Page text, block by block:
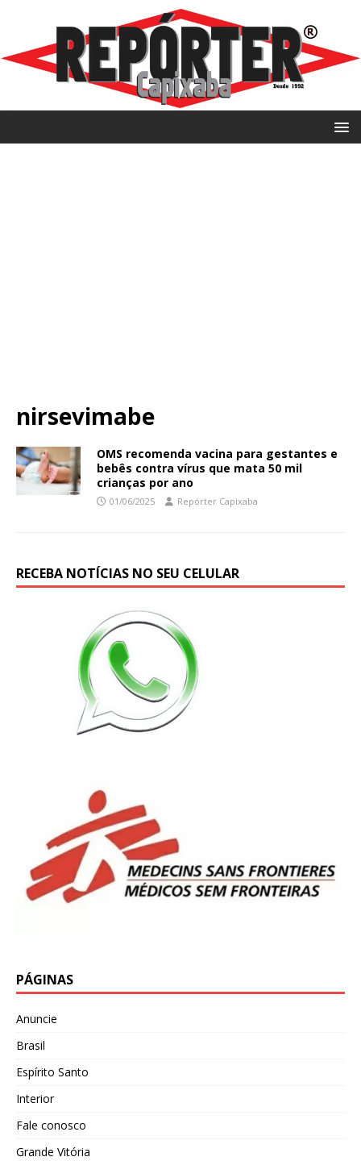
nirsevimabe
OMS recomenda vacina para gestantes e
bebês contra vírus que mata 50 mil
crianças por ano
01/06/2025 Repórter Capixaba
RECEBA NOTÍCIAS NO SEU CELULAR
PÁGINAS
Anuncie
Brasil
Espírito Santo
Interior
Fale conosco
Grande Vitória